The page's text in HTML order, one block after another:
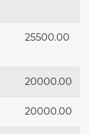
25500.00
20000.00
20000.00